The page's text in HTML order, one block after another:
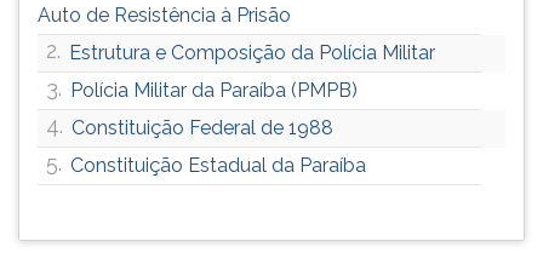
Auto de Resistência à Prisão
2. Estrutura e Composição da Polícia Militar
3. Polícia Militar da Paraíba (PMPB)
4. Constituição Federal de 1988
5. Constituição Estadual da Paraíba